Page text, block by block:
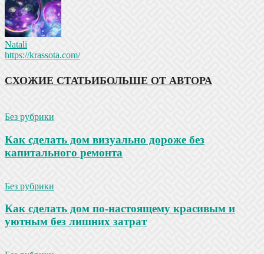
Natali
https://krassota.com/
СХОЖИЕ СТАТЬИБОЛЬШЕ ОТ АВТОРА
Без рубрики
Как сделать дом визуально дороже без
капитального ремонта
Без рубрики
Как сделать дом по-настоящему красивым и
уютным без лишних затрат